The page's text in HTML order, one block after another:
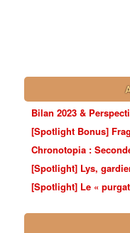
Bilan 2023 &
[Spotlight Bonus]
Chronotopia :
[Spotlight] Lys,
[Spotlight] Le «